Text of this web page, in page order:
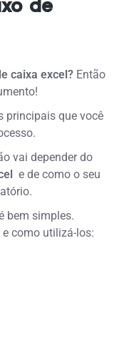
de
caixa excel? Então
principais que você
vai depender do
e de como o seu
bem simples.
como utilizá-los: